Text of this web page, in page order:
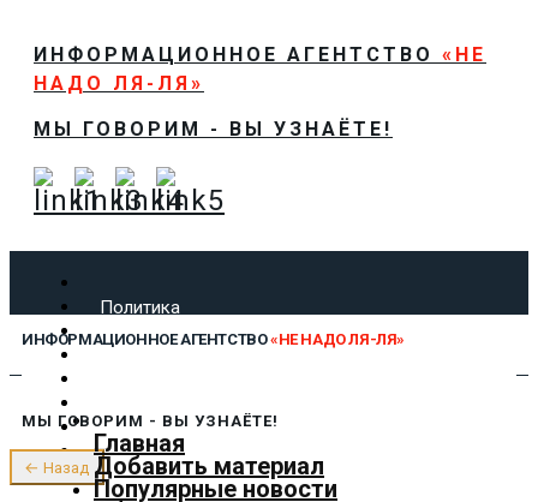
ИНФОРМАЦИОННОЕ АГЕНТСТВО «НЕ
НАДО ЛЯ-ЛЯ»
МЫ ГОВОРИМ - ВЫ УЗНАЁТЕ!
Политика
Экономика
Культура
Предложить новость
О нас
ИНФОРМАЦИОННОЕ АГЕНТСТВО«НЕ НАДО ЛЯ-ЛЯ»
Главная
Добавить материал
Популярные новости
МЫ ГОВОРИМ - ВЫ УЗНАЁТЕ!
← Назад